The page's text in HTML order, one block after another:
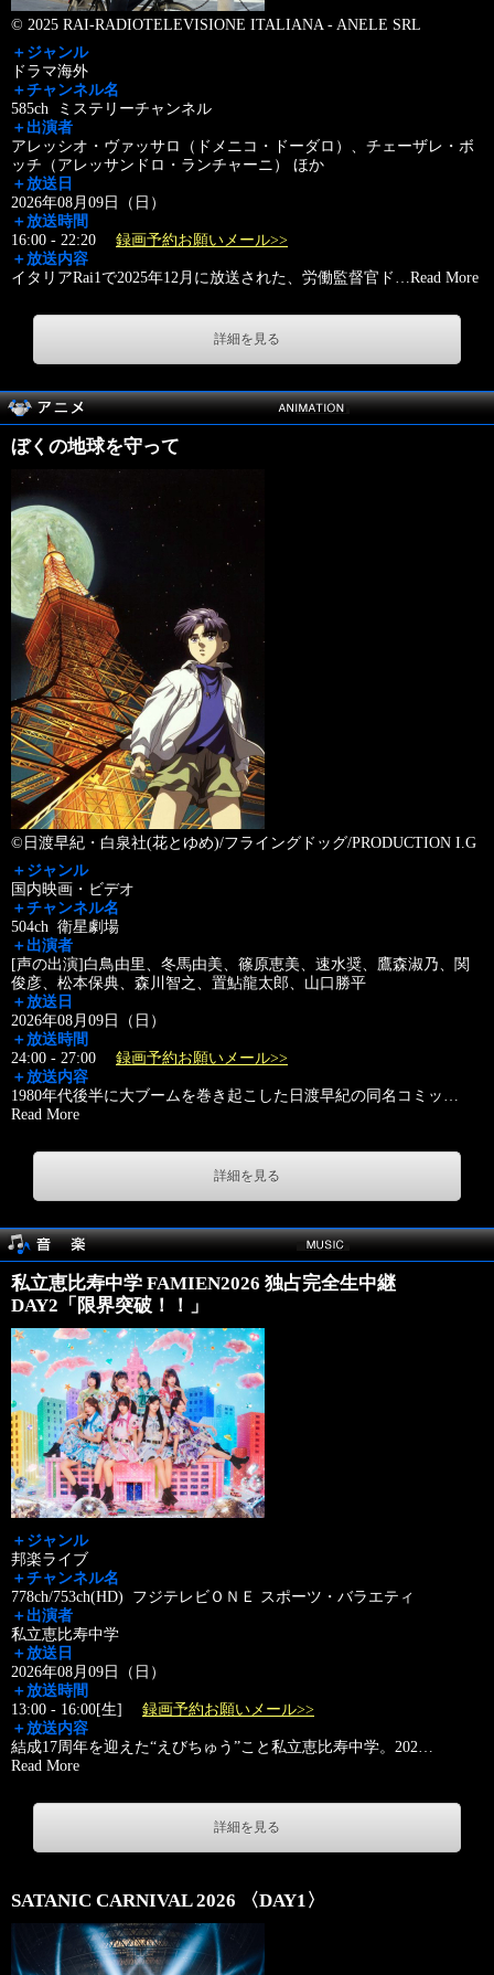
© 2025 RAI-RADIOTELEVISIONE ITALIANA - ANELE SRL
＋ジャンル
ドラマ海外
＋チャンネル名
585ch ミステリーチャンネル
＋出演者
アレッシオ・ヴァッサロ（ドメニコ・ドーダロ）、チェーザレ・ボ
ッチ（アレッサンドロ・ランチャーニ） ほか
＋放送日
2026年08月09日（日）
＋放送時間
16:00 - 22:20 録画予約お願いメール>>
＋放送内容
イタリアRai1で2025年12月に放送された、労働監督官ド …Read More
詳細を見る
ぼくの地球を守って
©日渡早紀・白泉社(花とゆめ)/フライングドッグ/PRODUCTION I.G
＋ジャンル
国内映画・ビデオ
＋チャンネル名
504ch 衛星劇場
＋出演者
[声の出演]白鳥由里、冬馬由美、篠原恵美、速水奨、鷹森淑乃、関
俊彦、松本保典、森川智之、置鮎龍太郎、山口勝平
＋放送日
2026年08月09日（日）
＋放送時間
24:00 - 27:00 録画予約お願いメール>>
＋放送内容
1980年代後半に大ブームを巻き起こした日渡早紀の同名コミッ …
Read More
詳細を見る
私立恵比寿中学 FAMIEN2026 独占完全生中継
DAY2「限界突破！！」
＋ジャンル
邦楽ライブ
＋チャンネル名
778ch/753ch(HD) フジテレビＯＮＥ スポーツ・バラエティ
＋出演者
私立恵比寿中学
＋放送日
2026年08月09日（日）
＋放送時間
13:00 - 16:00[生] 録画予約お願いメール>>
＋放送内容
結成17周年を迎えた“えびちゅう”こと私立恵比寿中学。202…
Read More
詳細を見る
SATANIC CARNIVAL 2026 〈DAY1〉